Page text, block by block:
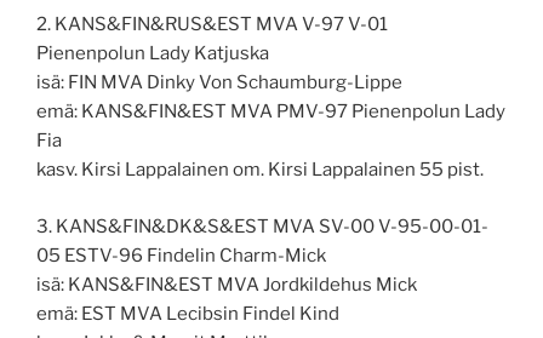
2. KANS&FIN&RUS&EST MVA V-97 V-01
Pienenpolun Lady Katjuska
isä: FIN MVA Dinky Von Schaumburg-Lippe
emä: KANS&FIN&EST MVA PMV-97 Pienenpolun Lady
Fia
kasv. Kirsi Lappalainen om. Kirsi Lappalainen 55 pist.
3. KANS&FIN&DK&S&EST MVA SV-00 V-95-00-01-
05 ESTV-96 Findelin Charm-Mick
isä: KANS&FIN&EST MVA Jordkildehus Mick
emä: EST MVA Lecibsin Findel Kind